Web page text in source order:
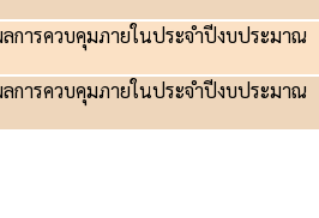
การควบคุมภายในประจำปีงบประมาณ
การควบคุมภายในประจำปีงบประมาณ